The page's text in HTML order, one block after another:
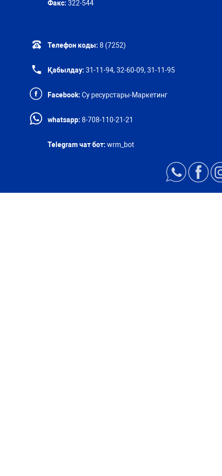
Факс: 322-544
Телефон коды: 8 (7252)
Қабылдау: 31-11-94, 32-60-09, 31-11-95
Facebook: Су ресурстары-Маркетинг
whatsapp: 8-708-110-21-21
Telegram чат бот: wrm_bot